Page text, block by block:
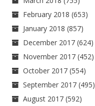
February 2018 (653)
January 2018 (857)
December 2017 (624)
November 2017 (452)
October 2017 (554)
September 2017 (495)
August 2017 (592)